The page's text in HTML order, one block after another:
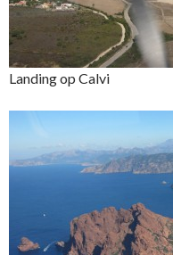
Landing op Calvi